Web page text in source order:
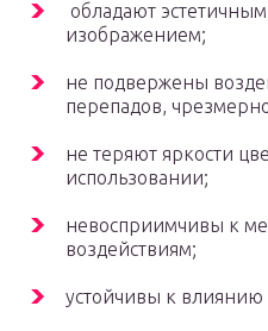
обладают
изображением;
не подвержены
перепадов,
не теряют яркости
использовании;
невосприимчивы к
воздействиям;
устойчивы к влиянию